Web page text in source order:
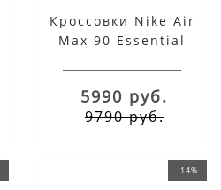
Кроссовки Nike Air
Max 90 Essential
5990 руб.
9790 руб.
-14%